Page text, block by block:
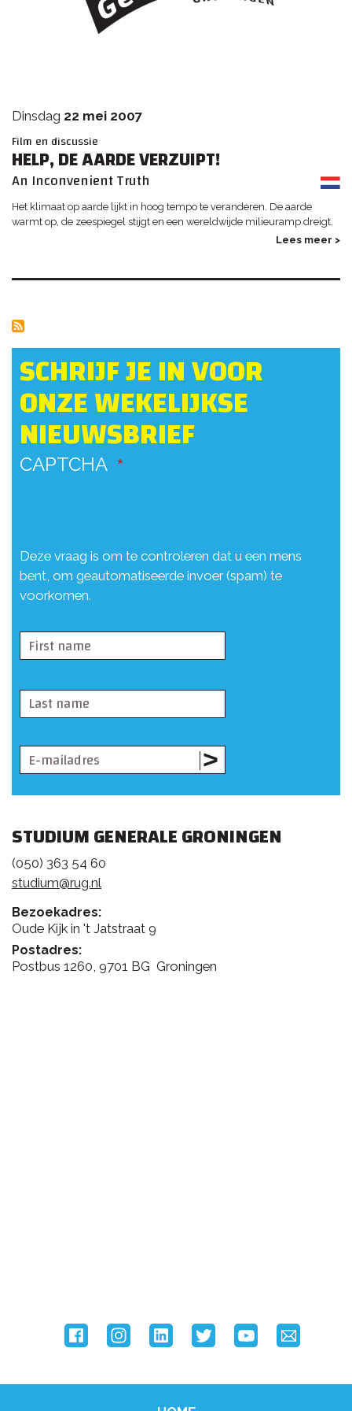
dinsdag 22 mei 2007
Film en discussie
HELP, DE AARDE VERZUIPT!
An Inconvenient Truth
Het klimaat op aarde lijkt in hoog tempo te veranderen. De aarde
warmt op, de zeespiegel stijgt en een wereldwijde milieuramp dreigt.
Lees meer >
SCHRIJF JE IN VOOR
ONZE WEKELIJKSE
NIEUWSBRIEF
CAPTCHA
Deze vraag is om te controleren dat u een mens
bent, om geautomatiseerde invoer (spam) te
voorkomen.
STUDIUM GENERALE GRONINGEN
(050) 363 54 60
studium@rug.nl
Bezoekadres:
Oude Kijk in 't Jatstraat 9
Postadres:
Postbus 1260, 9701 BG Groningen